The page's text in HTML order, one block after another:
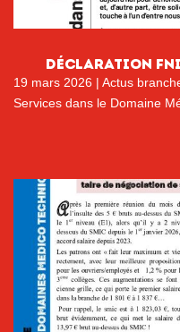
DéCLARATION
19 mars 2026 | Actus
Services dans le Domaine